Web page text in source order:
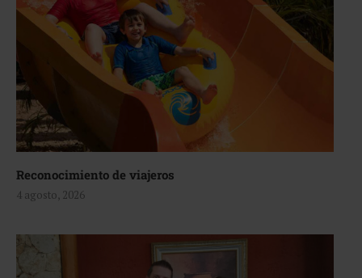
Reconocimiento de viajeros
4 agosto, 2026